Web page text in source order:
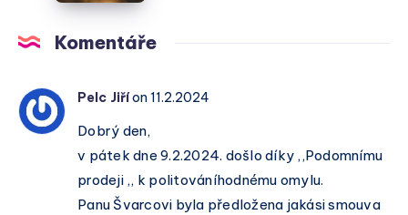
ventilátorem
Komentáře
Pelc Jiříon 11.2.2024
Dobrý den,
v pátek dne 9.2.2024. došlo díky ,,Podomnímu
prodeji ,, k politováníhodnému omylu.
Panu Švarcovi byla předložena jakási smouva